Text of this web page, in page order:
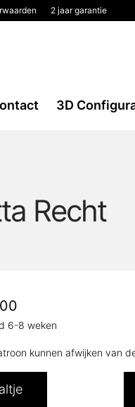
2 jaar garantie
3D
Recht
6-8 weken
kunnen afwijken van